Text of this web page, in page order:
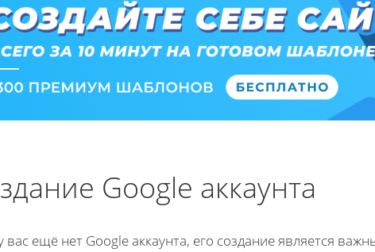
Google аккаунта
вас ещё нет Google аккаунта, его создание является